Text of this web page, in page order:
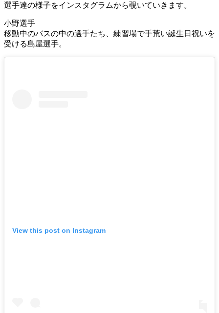
選手達の様子をインスタグラムから覗いていきます。
小野選手
移動中のバスの中の選手たち、練習場で手荒い誕生日祝いを
受ける島屋選手。
View this post on Instagram